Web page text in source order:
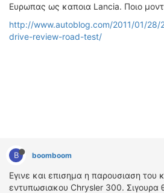
Ευρωπας ως καποια Lancia. Ποιο
http://www.autoblog.com/2011/01/
drive-review-road-test/
B boomboom
Εγινε και επισημα η παρουσιαση του
εντυπωσιακου Chrysler 300. Σιγουρα
4TTV
ΝΕΑ ΜΟΝΤΕΛΑ
ΑΓΩΝΕΣ
ΔΟΚΙΜΕΣ – ΠΑΡΟΥΣΙΑΣΕΙΣ